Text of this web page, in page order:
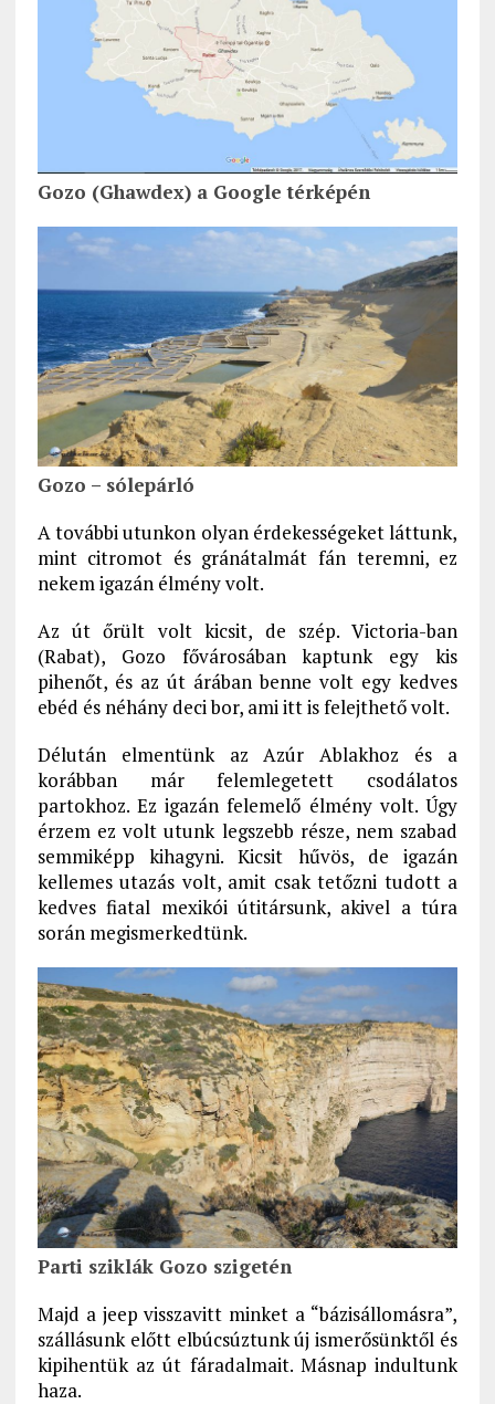
Gozo (Ghawdex) a Google térképén
Gozo – sólepárló
A további utunkon olyan érdekességeket láttunk,
mint citromot és gránátalmát fán teremni, ez
nekem igazán élmény volt.
Az út őrült volt kicsit, de szép. Victoria-ban
(Rabat), Gozo fővárosában kaptunk egy kis
pihenőt, és az út árában benne volt egy kedves
ebéd és néhány deci bor, ami itt is felejthető volt.
Délután elmentünk az Azúr Ablakhoz és a
korábban már felemlegetett csodálatos
partokhoz. Ez igazán felemelő élmény volt. Úgy
érzem ez volt utunk legszebb része, nem szabad
semmiképp kihagyni. Kicsit hűvös, de igazán
kellemes utazás volt, amit csak tetőzni tudott a
kedves fiatal mexikói útitársunk, akivel a túra
során megismerkedtünk.
Parti sziklák Gozo szigetén
Majd a jeep visszavitt minket a “bázisállomásra”,
szállásunk előtt elbúcsúztunk új ismerősünktől és
kipihentük az út fáradalmait. Másnap indultunk
haza.